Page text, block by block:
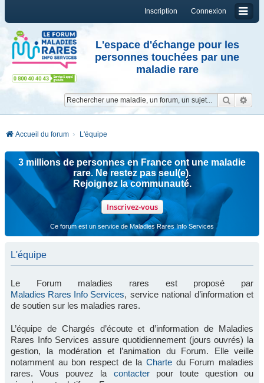
Connexion
Inscription
L'espace d'échange pour les
personnes touchées par une
maladie rare
Accueil du forum L'équipe
3 millions de personnes en France ont une maladie
rare. Ne restez pas seul(e).
Rejoignez la communauté.
Inscrivez-vous
Ce forum est un service de Maladies Rares Info Services
L'équipe
Le Forum maladies rares est proposé par
Maladies Rares Info Services, service national d’information et
de soutien sur les maladies rares.
L’équipe de Chargés d’écoute et d’information de Maladies
Rares Info Services assure quotidiennement (jours ouvrés) la
gestion, la modération et l’animation du Forum. Elle veille
notamment au bon respect de la Charte du Forum maladies
rares. Vous pouvez la contacterpour toute question ou